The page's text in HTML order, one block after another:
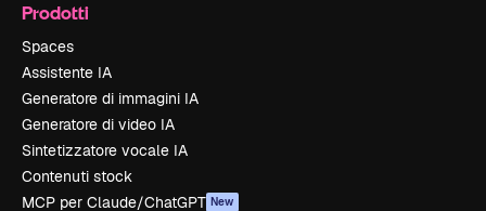
Prodotti
Spaces
Assistente IA
Generatore di immagini IA
Generatore di video IA
Sintetizzatore vocale IA
Contenuti stock
MCP per Claude/ChatGPT New